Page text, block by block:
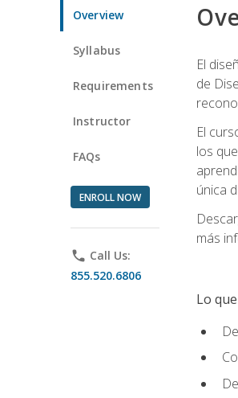
Overview
Syllabus
Requirements
Instructor
FAQs
ENROLL NOW
phone Call Us:
855.520.6806
El
de
El
los
única
más
Lo